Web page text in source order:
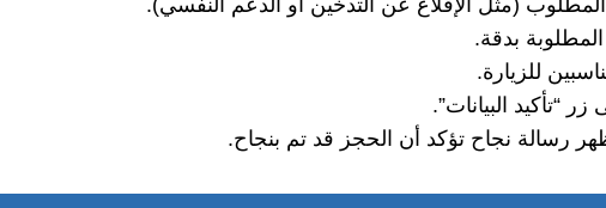
المطلوب (مثل الإقلاع عن التدخين أو الدعم النفسي).
المطلوبة بدقة.
للزيارة.
“تأكيد البيانات”.
رسالة نجاح تؤكد أن الحجز قد تم بنجاح.